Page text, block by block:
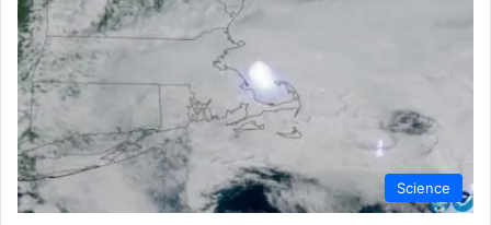
Science